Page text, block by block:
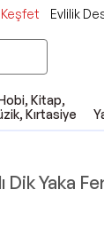
Evlilik
Kitap,
Kırtasiye
Dik Yaka